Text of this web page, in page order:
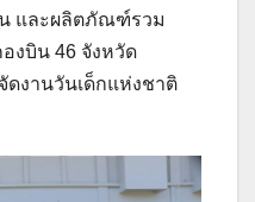
และผลิตภัณฑ์รวม
งบิน 46 จังหวัด
งานวันเด็กแห่งชาติ